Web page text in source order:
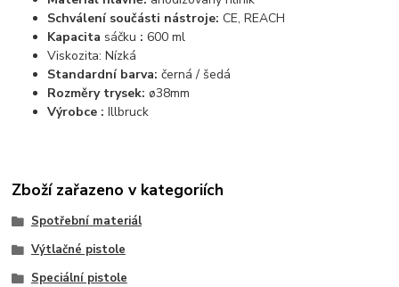
Schválení součásti nástroje: CE, REACH
Kapacita sáčku : 600 ml
Viskozita: Nízká
Standardní barva: černá / šedá
Rozměry trysek: ø38mm
Výrobce : Illbruck
Zboží zařazeno v kategoriích
Spotřební materiál
Výtlačné pistole
Speciální pistole